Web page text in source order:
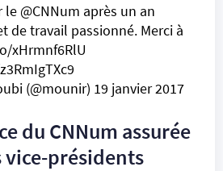
le @CNNum après un an
de travail passionné. Merci à
xHrmnf6RlU
(@mounir) 19 janvier 2017
du CNNum assurée
vice-présidents